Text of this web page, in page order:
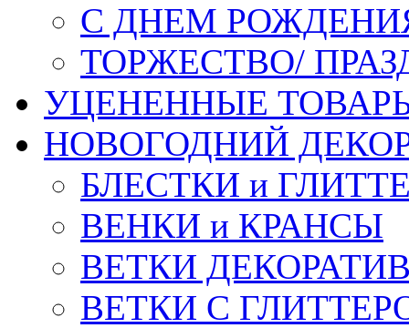
С ДНЕМ
ТОРЖЕСТВО/
УЦЕНЕННЫЕ
НОВОГОДНИЙ
БЛЕСТКИ и
ВЕНКИ и КРАНСЫ
ВЕТКИ
ВЕТКИ С